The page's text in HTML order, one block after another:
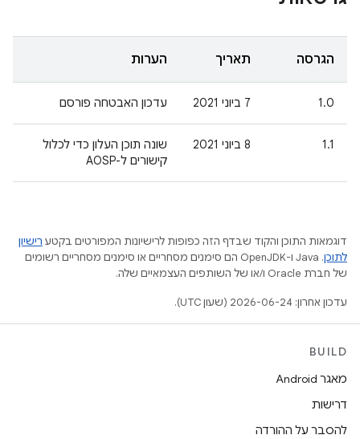
הגרסה תאריך הערות
1.0 ‫7 ביוני 2021 עדכון האבטחה פורסם
1.1 ‫8 ביוני 2021
שונה תוכן העלון כדי לכלול
קישורים ל-AOSP
דוגמאות התוכן והקוד שבדף הזה כפופות לרישיונות המפורטים בקטע רישיון
לתוכן
.‏ Java ו-OpenJDK הם סימנים מסחריים או סימנים מסחריים רשומים
של חברת Oracle ו/או של השותפים העצמאיים שלה.
עדכון אחרון: 2026-06-24 (שעון UTC).
BUILD
מאגר Android
דרישות
להסבר על ההורדה